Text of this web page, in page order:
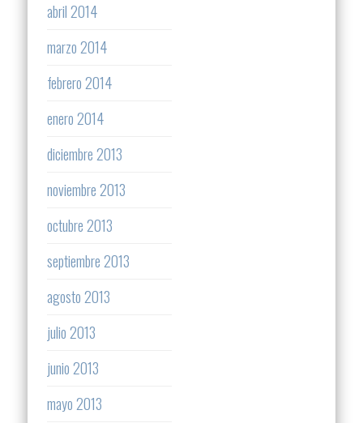
abril 2014
marzo 2014
febrero 2014
enero 2014
diciembre 2013
noviembre 2013
octubre 2013
septiembre 2013
agosto 2013
julio 2013
junio 2013
mayo 2013